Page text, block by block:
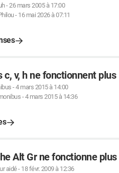
-26 mars 2005 à 17:00
- 16 mai 2026 à 07:11
c, v, h ne fonctionnent plus
-4 mars 2015 à 14:00
-4 mars 2015 à 14:36
Alt Gr ne fonctionne
aidé- 18 févr. 2009 à 12:36